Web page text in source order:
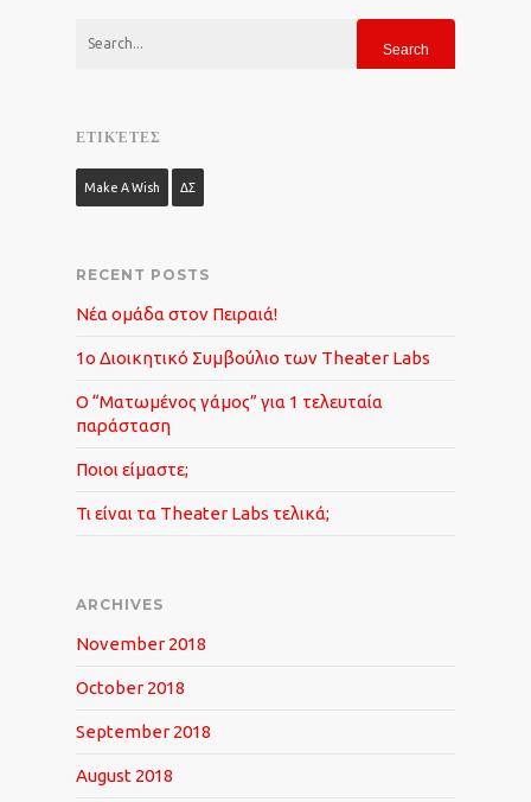
ΕΤΙΚΈΤΕΣ
Make A Wish ΔΣ
RECENT POSTS
Νέα ομάδα στον Πειραιά!
1o Διοικητικό Συμβούλιο των Theater Labs
Ο “Ματωμένος γάμος” για 1 τελευταία
παράσταση
Ποιοι είμαστε;
Τι είναι τα Theater Labs τελικά;
ARCHIVES
November 2018
October 2018
September 2018
August 2018